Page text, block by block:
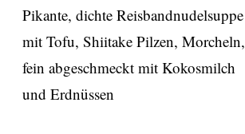
Pikante, dichte Reisbandnudelsuppe
mit Tofu, Shiitake Pilzen, Morcheln,
fein abgeschmeckt mit Kokosmilch
und Erdnüssen